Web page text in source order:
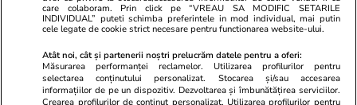
TRENDING
Fotbal
LIVE TEXT: Anglia – Argentina în semifinala de
care colaboram. Prin click pe “VREAU SA MODIFIC SETARILE
INDIVIDUAL” puteti schimba preferintele in mod individual, mai putin
cele legate de cookie strict necesare pentru functionarea website-ului.
Atât noi, cât și partenerii noștri prelucrăm datele pentru a oferi:
Măsurarea performanței reclamelor. Utilizarea profilurilor pentru
selectarea conținutului personalizat. Stocarea și/sau accesarea
informațiilor de pe un dispozitiv. Dezvoltarea și îmbunătățirea serviciilor.
Crearea profilurilor de conținut personalizat. Utilizarea profilurilor pentru